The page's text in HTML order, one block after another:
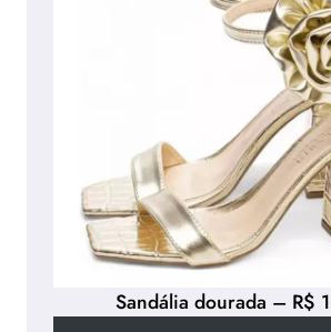
Sandália dourada – R$